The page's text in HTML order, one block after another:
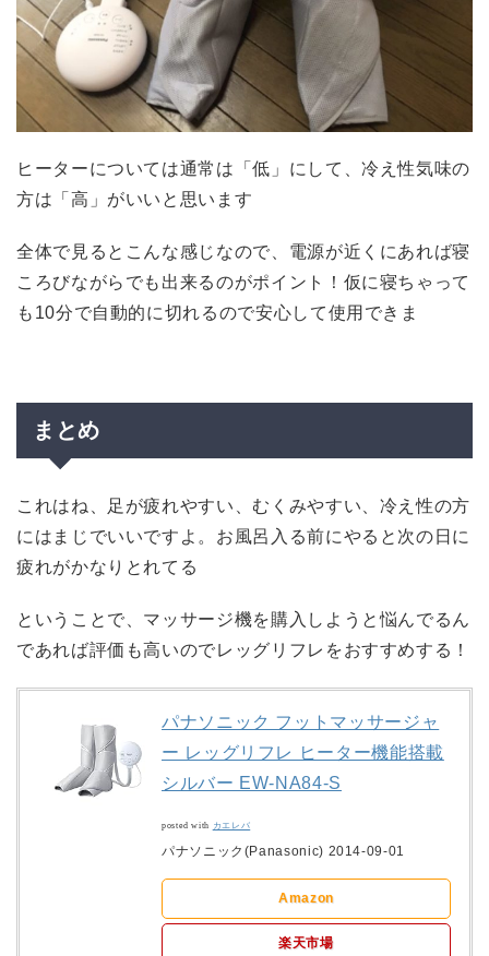
ヒーターについては通常は「低」にして、冷え性気味の
方は「高」がいいと思います
全体で見るとこんな感じなので、電源が近くにあれば寝
ころびながらでも出来るのがポイント！仮に寝ちゃって
も10分で自動的に切れるので安心して使用できま
まとめ
これはね、足が疲れやすい、むくみやすい、冷え性の方
にはまじでいいですよ。お風呂入る前にやると次の日に
疲れがかなりとれてる
ということで、マッサージ機を購入しようと悩んでるん
であれば評価も高いのでレッグリフレをおすすめする！
パナソニック フットマッサージャ
ー レッグリフレ ヒーター機能搭載
シルバー EW-NA84-S
posted with カエレバ
パナソニック(Panasonic) 2014-09-01
Amazon
楽天市場